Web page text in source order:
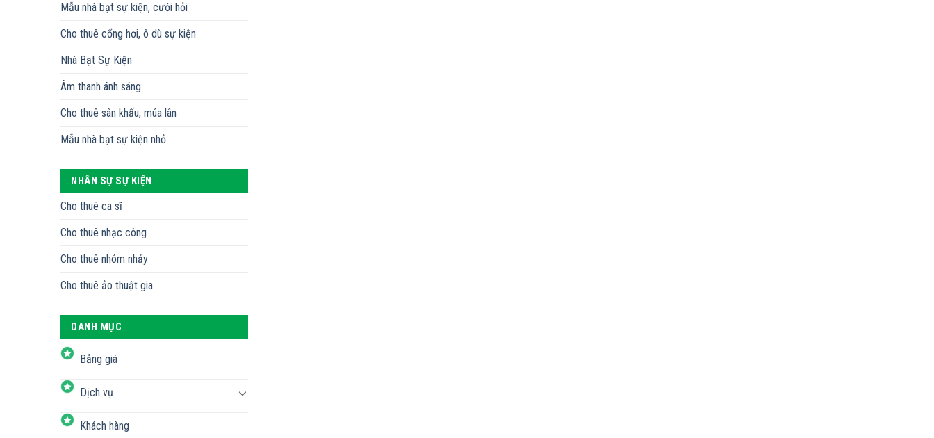
Mẫu nhà bạt sự kiện, cưới hỏi
Cho thuê cổng hơi, ô dù sự kiện
Nhà Bạt Sự Kiện
Âm thanh ánh sáng
Cho thuê sân khấu, múa lân
Mẫu nhà bạt sự kiện nhỏ
NHÂN SỰ SỰ KIỆN
Cho thuê ca sĩ
Cho thuê nhạc công
Cho thuê nhóm nhảy
Cho thuê ảo thuật gia
DANH MỤC
Bảng giá
Dịch vụ
Khách hàng